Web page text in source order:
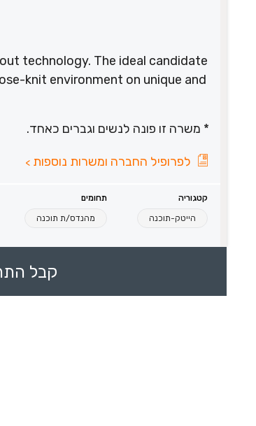
technology. The ideal candidate
knit environment on unique and
* משרה זו פונה לנשים וגברים כאחד.
לפרופיל החברה ומשרות נוספות >
קטגוריה תחומים
הייטק-תוכנה מהנדס/ת תוכנה
קבל